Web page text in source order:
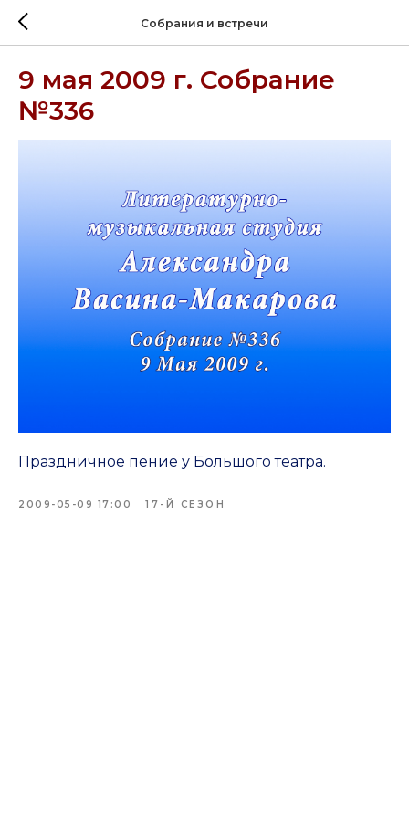
Собрания и встречи
9 мая 2009 г. Собрание
№336
Праздничное пение у Большого театра.
2009-05-09 17:00 17-Й СЕЗОН